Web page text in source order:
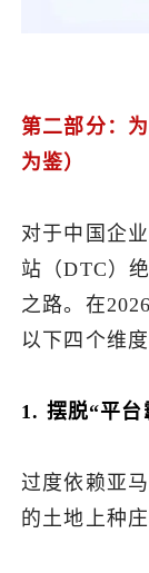
第二部分：
为鉴）
对于中国企
站（DTC）
之路。在
以下四个维度
1. 摆脱“平台
过度依赖亚
的土地上种庄